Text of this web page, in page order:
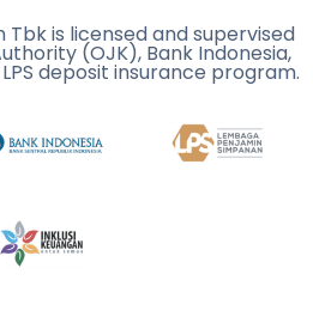
Tbk is licensed and supervised
(OJK), Bank Indonesia,
deposit insurance program.